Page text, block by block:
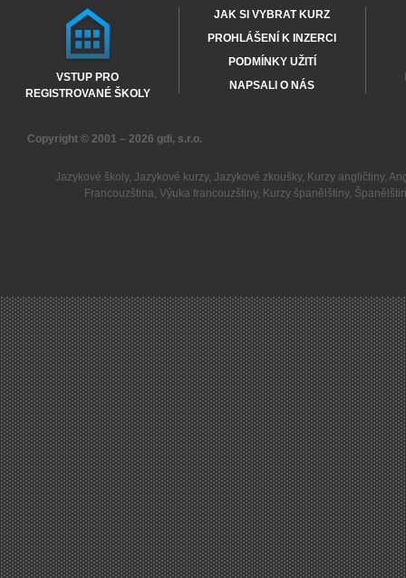
VSTUP PRO
REGISTROVANÉ ŠKOLY
JAK SI VYBRAT KURZ
PROHLÁŠENÍ K INZERCI
PODMÍNKY UŽITÍ
NAPSALI O NÁS
Copyright © 2001 – 2026 gdi, s.r.o.
Jazykové školy, Jazykové kurzy, Jazykové zkoušky, Kurzy angličtiny,
Francouzština,Výuka francouzštiny, Kurzy španělštiny,